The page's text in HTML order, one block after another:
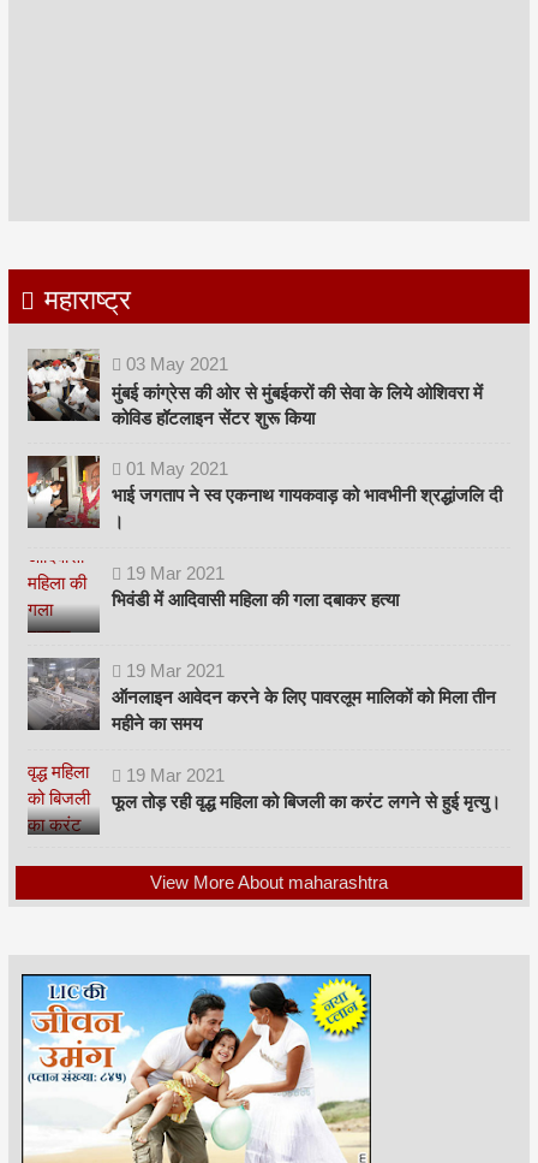
महाराष्ट्र
03 May 2021
मुंबई कांग्रेस की ओर से मुंबईकरों की सेवा के लिये ओशिवरा में
कोविड हॉटलाइन सेंटर शुरू किया
01 May 2021
भाई जगताप ने स्व एकनाथ गायकवाड़ को भावभीनी श्रद्धांजलि दी
।
19 Mar 2021
भिवंडी में आदिवासी महिला की गला दबाकर हत्या
19 Mar 2021
ऑनलाइन आवेदन करने के लिए पावरलूम मालिकों को मिला तीन
महीने का समय
19 Mar 2021
फूल तोड़ रही वृद्ध महिला को बिजली का करंट लगने से हुई मृत्यु।
View More About maharashtra